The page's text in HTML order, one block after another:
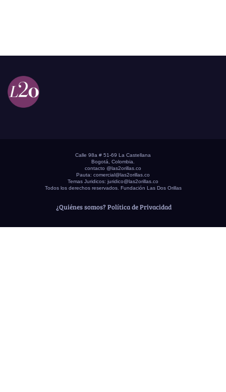
Calle 98a # 51-69 La Castellana
Bogotá, Colombia.
contacto @las2orillas.co
Pauta: comercial@las2orillas.co
Temas Juridicos: juridico@las2orillas.co
Todos los derechos reservados. Fundación Las Dos Orillas
¿Quiénes somos? Política de Privacidad